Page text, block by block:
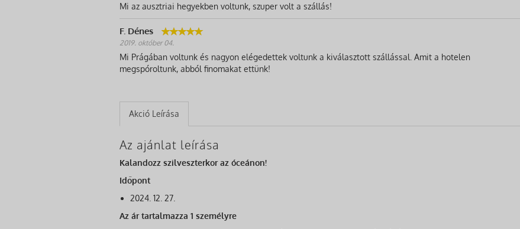
Mi az ausztriai hegyekben voltunk, szuper volt a szállás!
F. Dénes
2019. október 04.
Mi Prágában voltunk és nagyon elégedettek voltunk a kiválasztott szállással. Amit a hotelen
megspóroltunk, abból finomakat ettünk!
Akció Leírása
Az ajánlat leírása
Kalandozz szilveszterkor az óceánon!
Időpont
2024. 12. 27.
Az ár tartalmazza 1 személyre